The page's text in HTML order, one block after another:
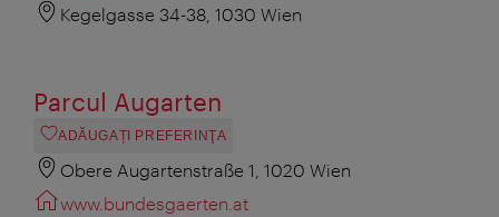
Kegelgasse 34-38, 1030 Wien
Parcul Augarten
ADĂUGAȚI PREFERINŢA
Obere Augartenstraße 1, 1020 Wien
www.bundesgaerten.at